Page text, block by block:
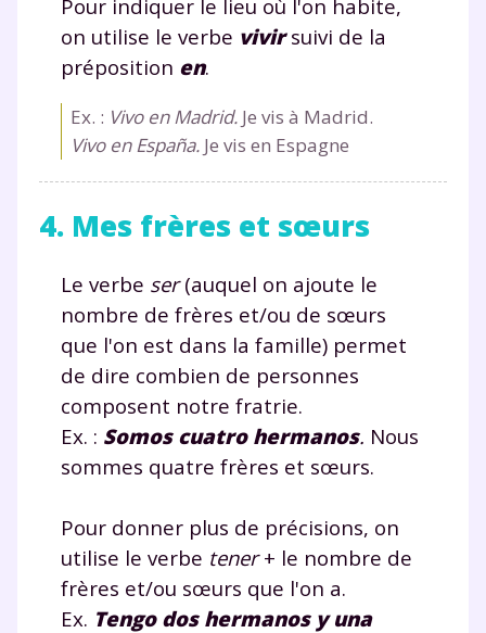
Pour indiquer le lieu où l'on habite,
on utilise le verbe vivirsuivi de la
préposition en.
Ex. : Vivo en Madrid. Je vis à Madrid.
Vivo en España. Je vis en Espagne
4. Mes frères et sœurs
Le verbe ser(auquel on ajoute le
nombre de frères et/ou de sœurs
que l'on est dans la famille) permet
de dire combien de personnes
composent notre fratrie.
Ex. : Somos cuatro hermanos. Nous
sommes quatre frères et sœurs.
Pour donner plus de précisions, on
utilise le verbe tener+ le nombre de
frères et/ou sœurs que l'on a.
Ex. Tengo dos hermanos y una